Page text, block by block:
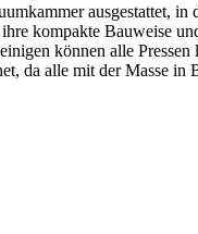
ausgestattet,
kompakte Bauweise
können alle
da alle mit der Masse